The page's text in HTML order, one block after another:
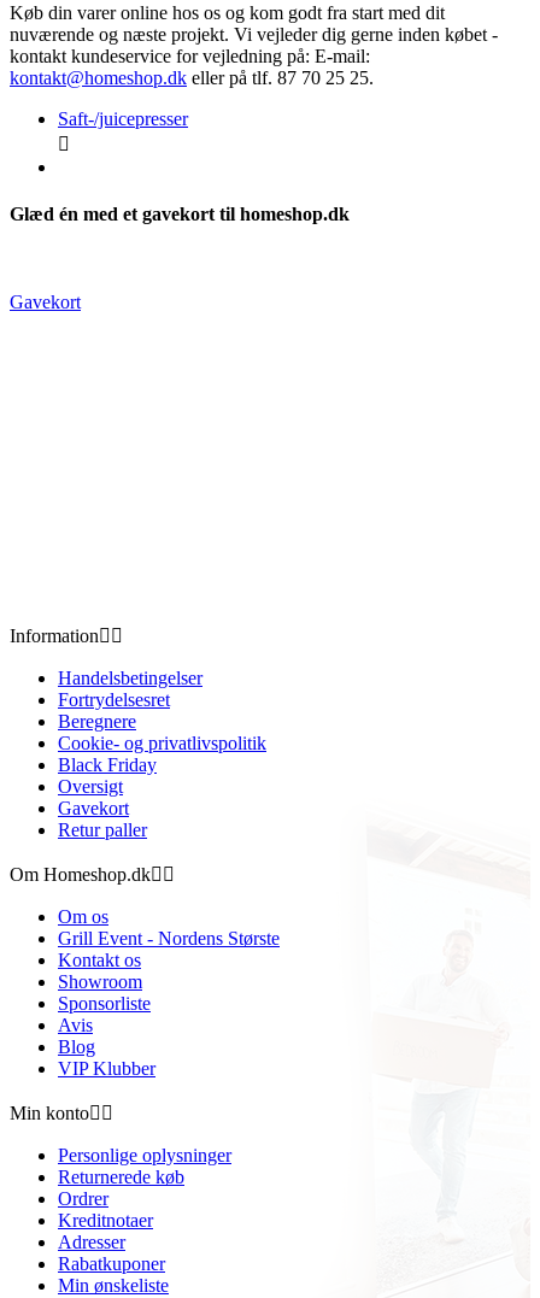
Køb din varer online hos os og kom godt fra start med dit
nuværende og næste projekt. Vi vejleder dig gerne inden købet -
kontakt kundeservice for vejledning på: E-mail:
kontakt@homeshop.dk eller på tlf. 87 70 25 25.
Saft-/juicepresser

Glæd én med et gavekort til homeshop.dk
Gavekort
Information 
Handelsbetingelser
Fortrydelsesret
Beregnere
Cookie- og privatlivspolitik
Black Friday
Oversigt
Gavekort
Retur paller
Om Homeshop.dk 
Om os
Grill Event - Nordens Største
Kontakt os
Showroom
Sponsorliste
Avis
Blog
VIP Klubber
Min konto 
Personlige oplysninger
Returnerede køb
Ordrer
Kreditnotaer
Adresser
Rabatkuponer
Min ønskeliste